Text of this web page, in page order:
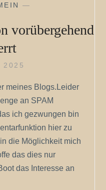
—
vorübergehend
2025
meines Blogs.Leider
an SPAM
ich gezwungen bin
hier zu
die Möglichkeit mich
das dies nur
das Interesse an